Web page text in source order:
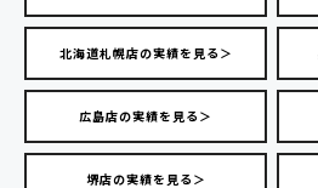
北海道札幌店の実績を見る＞
広島店の実績を見る＞
堺店の実績を見る＞